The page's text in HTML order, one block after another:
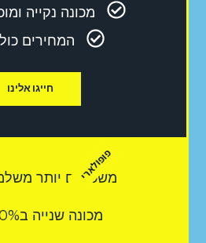
מכונה נקייה
המחירים
חייגו אלינו
פופולארי
משכירים יותר
מכונה שנייה ב10% הנחה